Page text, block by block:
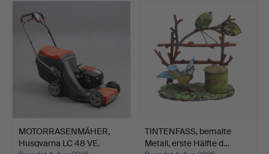
MOTORRASENMÄHER,
Husqvarna LC 48 VE.
TINTENFASS, bemalte
Metall, erste Hälfte d…